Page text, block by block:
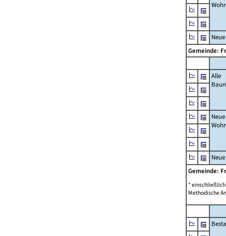
Gemeinde:
Alle
Neue
Gemeinde:
*
Methodische